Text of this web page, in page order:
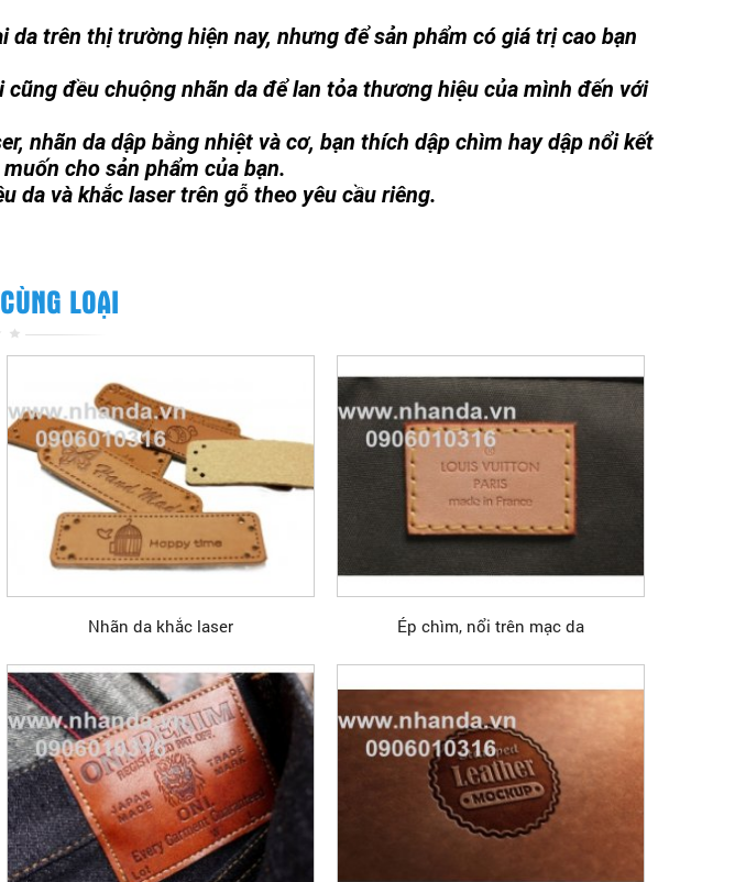
trên thị trường hiện nay, nhưng để sản phẩm có giá trị cao bạn
đều chuộng nhãn da để lan tỏa thương hiệu của mình đến với
nhãn da dập bằng nhiệt và cơ, bạn thích dập chìm hay dập nổi kết
cho sản phẩm của bạn.
da và khắc laser trên gỗ theo yêu cầu riêng.
LOẠI
Nhãn da khắc laser Ép chìm, nổi trên mạc da